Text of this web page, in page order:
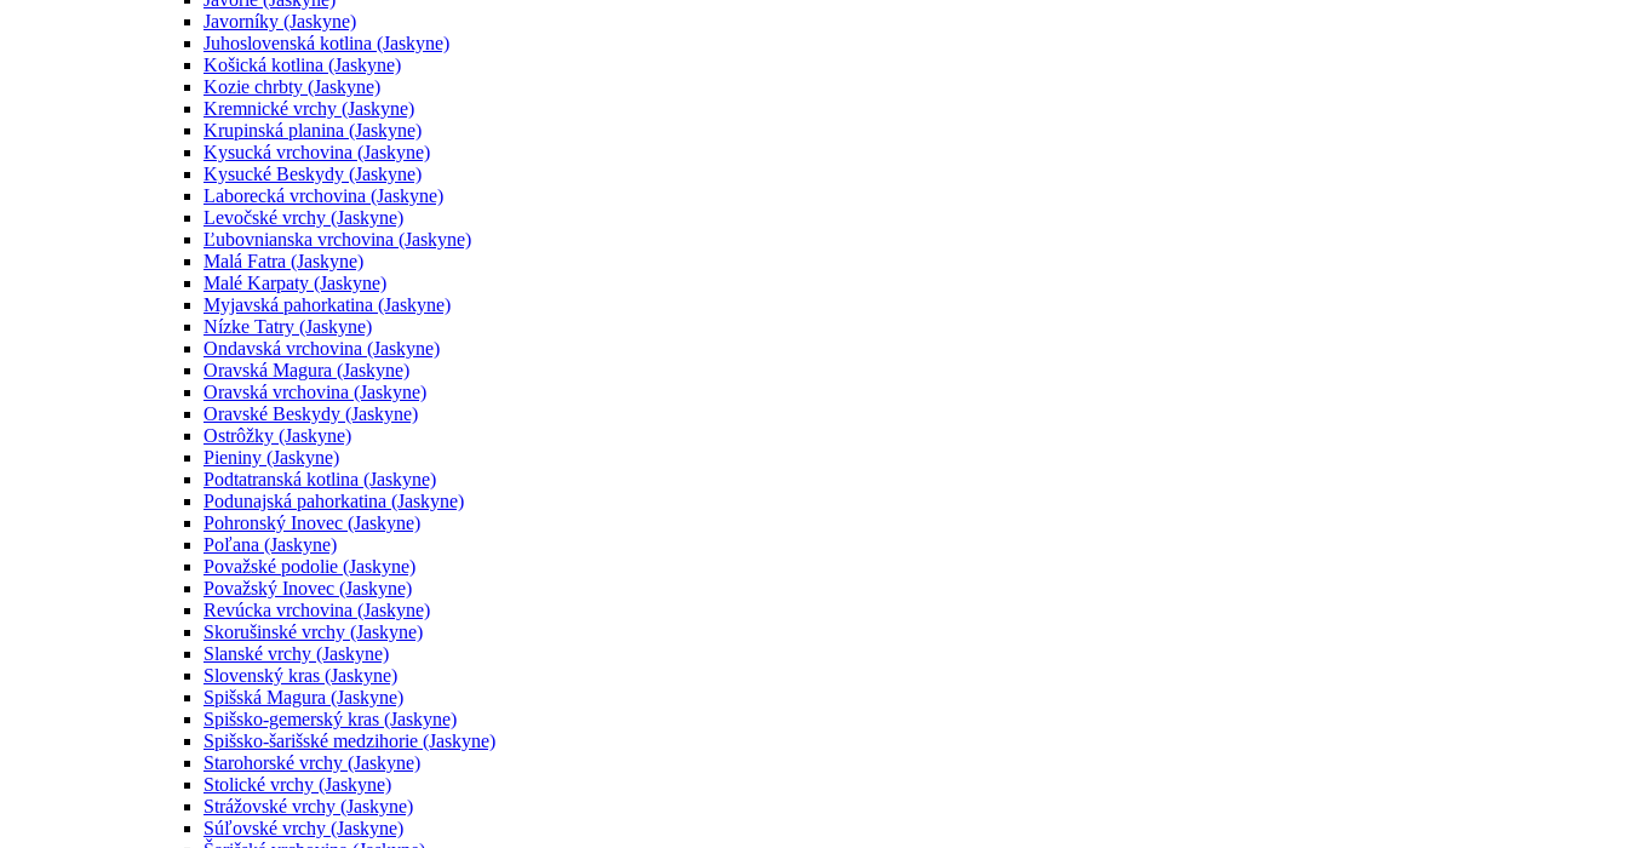
Javorníky (Jaskyne)
Juhoslovenská kotlina (Jaskyne)
Košická kotlina (Jaskyne)
Kozie chrbty (Jaskyne)
Kremnické vrchy (Jaskyne)
Krupinská planina (Jaskyne)
Kysucká vrchovina (Jaskyne)
Kysucké Beskydy (Jaskyne)
Laborecká vrchovina (Jaskyne)
Levočské vrchy (Jaskyne)
Ľubovnianska vrchovina (Jaskyne)
Malá Fatra (Jaskyne)
Malé Karpaty (Jaskyne)
Myjavská pahorkatina (Jaskyne)
Nízke Tatry (Jaskyne)
Ondavská vrchovina (Jaskyne)
Oravská Magura (Jaskyne)
Oravská vrchovina (Jaskyne)
Oravské Beskydy (Jaskyne)
Ostrôžky (Jaskyne)
Pieniny (Jaskyne)
Podtatranská kotlina (Jaskyne)
Podunajská pahorkatina (Jaskyne)
Pohronský Inovec (Jaskyne)
Poľana (Jaskyne)
Považské podolie (Jaskyne)
Považský Inovec (Jaskyne)
Revúcka vrchovina (Jaskyne)
Skorušinské vrchy (Jaskyne)
Slanské vrchy (Jaskyne)
Slovenský kras (Jaskyne)
Spišská Magura (Jaskyne)
Spišsko-gemerský kras (Jaskyne)
Spišsko-šarišské medzihorie (Jaskyne)
Starohorské vrchy (Jaskyne)
Stolické vrchy (Jaskyne)
Strážovské vrchy (Jaskyne)
Súľovské vrchy (Jaskyne)